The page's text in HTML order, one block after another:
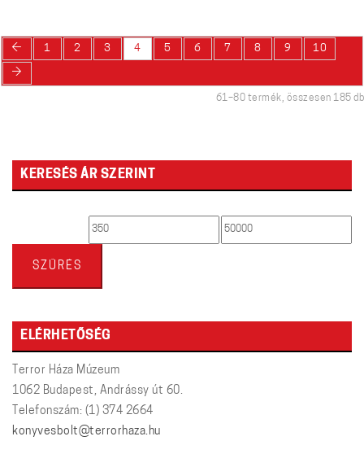
← 1 2 3 4 5 6 7 8 9 10
→
61–80 termék, összesen 185 db
KERESÉS ÁR SZERINT
Min Max
SZŰRÉS
ELÉRHETŐSÉG
Terror Háza Múzeum
1062 Budapest, Andrássy út 60.
Telefonszám: (1) 374 2664
konyvesbolt@terrorhaza.hu